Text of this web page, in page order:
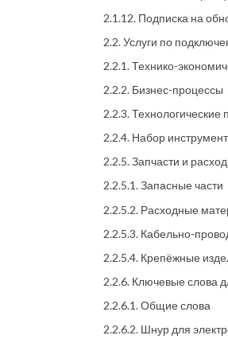
2.1.12. Подписка на
2.2. Услуги по
2.2.1. Технико-
2.2.2. Бизнес-процессы
2.2.3. Технологические
2.2.4. Набор
2.2.5. Запчасти и
2.2.5.1. Запасные части
2.2.5.2. Расходные
2.2.5.3. Кабельно-
2.2.5.4. Крепёжные
2.2.6. Ключевые слова
2.2.6.1. Общие слова
2.2.6.2. Шнур для